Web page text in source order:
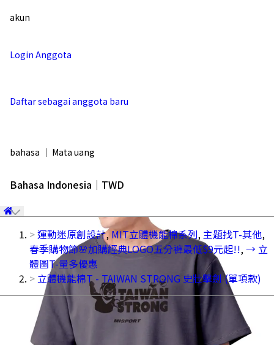
akun
Login Anggota
Daftar sebagai anggota baru
bahasa ｜ Mata uang
Bahasa Indonesia｜TWD
運動迷原創設計,MIT立體機能棉系列,主題找T-其他,
春季購物節🌸加購經典LOGO五分褲最低$9元起!!,→ 立
體圖T-量多優惠
立體機能棉T - TAIWAN STRONG 史壯擊劍 (單項款)